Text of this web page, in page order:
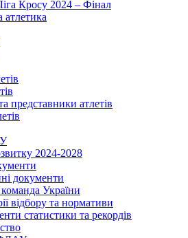
Кросу 2024 – Фінал
атлетика
представники атлетів
2024-2028
документи
команда України
відбору та нормативи
статистики та рекордів